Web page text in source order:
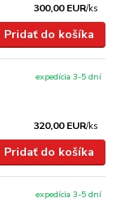
300,00 EUR/ks
Pridať do košíka
320,00 EUR/ks
expedícia 3-5 dní
Pridať do košíka
expedícia 3-5 dní